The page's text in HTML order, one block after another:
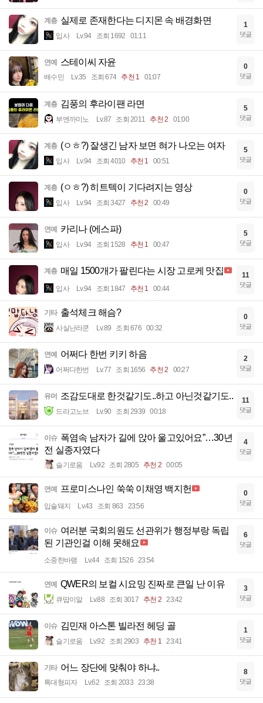
계층 실제로 존재한다는 디지몬 속 배경화면
입사 Lv.94 조회 1692 01:11
1
댓글
연예 스테이씨 자윤
배수민 Lv.35 조회 674 추천 1 01:07
0
댓글
계층 김풍의 후라이팬 라면
부엔까미노 Lv.87 조회 2011 추천 2 01:00
5
댓글
계층 (ㅇㅎ?) 잘생긴 남자 보면 혀가 나오는 여자
입사 Lv.94 조회 4010 추천 1 00:51
5
댓글
계층 (ㅇㅎ?) 히트텍이 기다려지는 영상
입사 Lv.94 조회 3427 추천 2 00:49
0
댓글
연예 카리나 (에스파)
입사 Lv.94 조회 1528 추천 1 00:47
5
댓글
계층 매일 1500개가 팔린다는 시장 고로케 맛집
입사 Lv.94 조회 1847 추천 1 00:44
11
댓글
기타 출석체크 해슴?
사실난라쿤 Lv.89 조회 676 00:32
0
댓글
연예 어쩌다 한번 키키 하음
어쩌다한번 Lv.77 조회 1656 추천 2 00:27
2
댓글
유머 조감도대로 한것같기도..하고 아닌것같기도..
드라고노브 Lv.90 조회 2939 00:18
11
댓글
이슈 폭염속 남자가 길에 앉아 울고있어요”…30년
전 실종자였다
슬기로움 Lv.92 조회 2805 추천 2 00:05
4
댓글
연예 프로미스나인 쑥쑥 이채영 백지헌
입술돼지 Lv.43 조회 863 23:56
0
댓글
이슈 여러분 국회의원도 선관위가 행정부랑 독립
된 기관인걸 이해 못해요
소중한바램 Lv.44 조회 1526 23:54
6
댓글
연예 QWER의 보컬 시요밍 진짜로 큰일 난 이유
큐땁이알 Lv.88 조회 3017 추천 2 23:42
3
댓글
이슈 김민재 아스톤 빌라전 헤딩 골
슬기로움 Lv.92 조회 2903 추천 1 23:41
1
댓글
기타 어느 장단에 맞춰야 하냐..
특대형피자 Lv.62 조회 2033 23:38
8
댓글